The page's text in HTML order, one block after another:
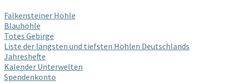
Falkensteiner Höhle
Blauhöhle
Totes Gebirge
Liste der längsten und tiefsten Höhlen Deutschlands
Jahreshefte
Kalender Unterwelten
Spendenkonto